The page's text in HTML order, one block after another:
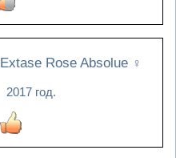
Rose Absolue ♀
2017 год.